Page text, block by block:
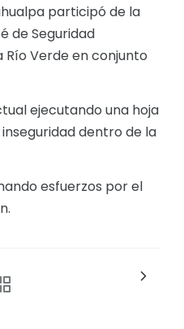
Y REPORTES
y balances
participó de la
de Seguridad
Río Verde en conjunto
ejecutando una hoja
dentro de la
esfuerzos por el